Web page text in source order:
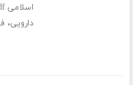
اسلامی pdf
دارویی،